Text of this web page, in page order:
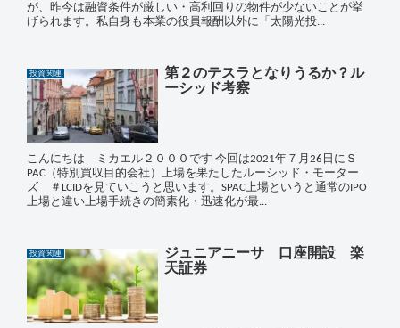
が、昨今は融資条件が厳しい・高利回りの物件が少ないことが挙
げられます。私自身も本業の役員報酬以外に「太陽光投...
投資関連
第２のテスラとなりうるか？ル
ーシッド考察
こんにちは ミカエル２０００です 今回は2021年７月26日にＳ
PAC（特別買収目的会社）上場を果たしたルーシッド・モーター
ズ ＃LCIDを見ていこうと思います。SPAC上場というと通常のIPO
上場と違い上場手続きの簡素化・迅速化が最...
投資関連
ジュニアニーサ 口座開設 楽
天証券